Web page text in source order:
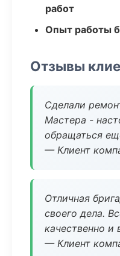
работ
Опыт работы
Отзывы
Сделали
Мастера -
обращаться
— Клиент
Отличная
своего дела.
качественно и
— Клиент